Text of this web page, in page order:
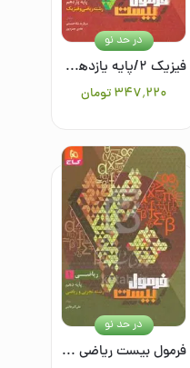
فیزیک ۲/پایه یازدهم/رشته ریاضی و فیزیک
۳۴۷٬۲۲۰تومان
در حد نو
فرمول بیست ریاضی ۱/پایه دهم رشته تجربی و ریاضی
در حد نو